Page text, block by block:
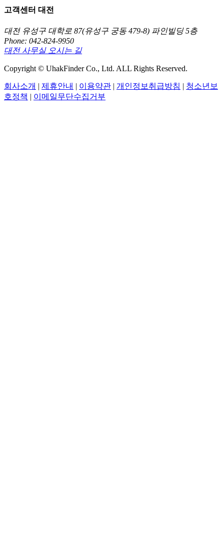
고객센터 대전
대전 유성구 대학로 87(유성구 궁동 479-8) 파인빌딩 5층
Phone: 042-824-9950
대전 사무실 오시는 길
Copyright © UhakFinder Co., Ltd. ALL Rights Reserved.
회사소개 | 제휴안내 | 이용약관 | 개인정보취급방침 | 청소년보
호정책 | 이메일무단수집거부